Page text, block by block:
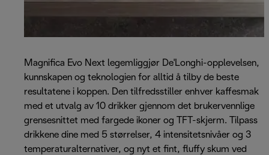
Magnifica Evo Next legemliggjør De'Longhi-opplevelsen,
kunnskapen og teknologien for alltid å tilby de beste
resultatene i koppen. Den tilfredsstiller enhver kaffesmak
med et utvalg av 10 drikker gjennom det brukervennlige
grensesnittet med fargede ikoner og TFT-skjerm. Tilpass
drikkene dine med 5 størrelser, 4 intensitetsnivåer og 3
temperaturalternativer, og nyt et fint, fluffy skum ved